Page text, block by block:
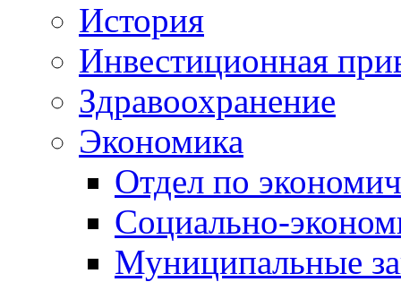
История
Инвестиционная
Здравоохранение
Экономика
Отдел по
Социально-
Муниципальные